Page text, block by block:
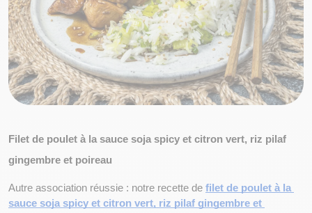
Filet de poulet à la sauce soja spicy et citron vert, riz pilaf
gingembre et poireau
Autre association réussie : notre recette de filet de poulet à la
sauce soja spicy et citron vert, riz pilaf gingembre et